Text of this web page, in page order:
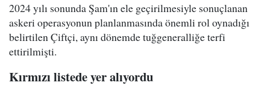
2024 yılı sonunda Şam'ın ele geçirilmesiyle sonuçlanan
askeri operasyonun planlanmasında önemli rol oynadığı
belirtilen Çiftçi, aynı dönemde tuğgeneralliğe terfi
ettirilmişti.
Kırmızı listede yer alıyordu